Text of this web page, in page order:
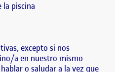
la piscina
excepto si nos
a en nuestro mismo
o saludar a la vez que